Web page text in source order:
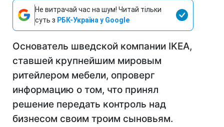
Не витрачай час на шум! Читай тільки
суть з РБК-Україна у Google
Основатель шведской компании IKEA,
ставшей крупнейшим мировым
ритейлером мебели, опроверг
информацию о том, что принял
решение передать контроль над
бизнесом своим троим сыновьям.